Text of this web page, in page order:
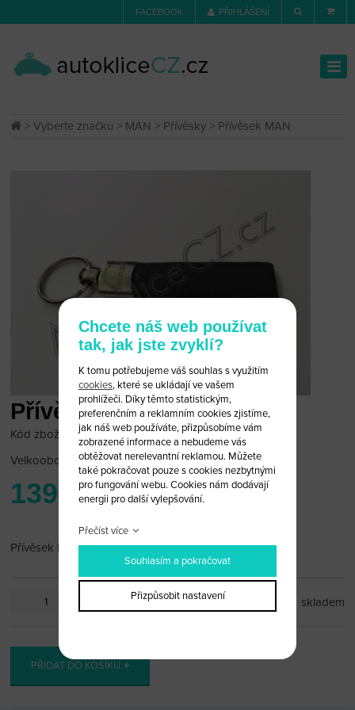
FACEBOOK PŘIHLÁŠENÍ
>Vyberte značku > MAN > Přívěsky > Přívěsek MAN
Přívěsek MAN
Kód zboží: MAN_pr1
Velkoobchodní cena: po přihlášení
139 Kč
Přívěsek MAN
skladem
PŘIDAT DO KOŠÍKU
Chcete náš web používat
tak, jak jste zvyklí?
K tomu potřebujeme váš souhlas s využitím
cookies, které se ukládají ve vašem
prohlížeči. Díky těmto statistickým,
preferenčním a reklamním cookies zjistíme,
jak náš web používáte, přizpůsobíme vám
zobrazené informace a nebudeme vás
obtěžovat nerelevantní reklamou. Můžete
také pokračovat pouze s cookies nezbytnými
pro fungování webu. Cookies nám dodávají
energii pro další vylepšování.
Přečíst více
Souhlasím a pokračovat
Přizpůsobit nastavení